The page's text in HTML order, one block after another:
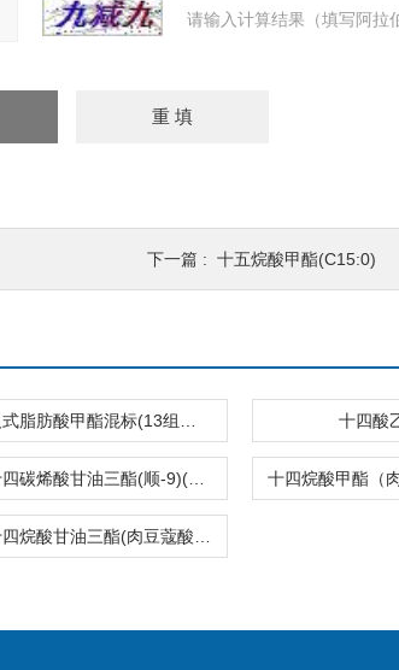
请输入计算结果（填写阿拉
下一篇 : 十五烷酸甲酯(C15:0)
十四酸